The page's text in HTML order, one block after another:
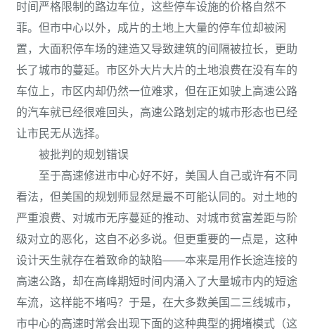
时间严格限制的路边车位，这些停车设施的价格自然不
菲。但市中心以外，成片的土地上大量的停车位却被闲
置，大面积停车场的建造又导致建筑的间隔被拉长，更助
长了城市的蔓延。市区外大片大片的土地浪费在没有车的
车位上，市区内却仍然一位难求，但在正如驶上高速公路
的汽车就已经很难回头，高速公路划定的城市形态也已经
让市民无从选择。
被批判的规划错误
至于高速修进市中心好不好，美国人自己或许有不同
看法，但美国的规划师显然是最不可能认同的。对土地的
严重浪费、对城市无序蔓延的推动、对城市贫富差距与阶
级对立的恶化，这自不必多说。但更重要的一点是，这种
设计天生就存在着致命的缺陷——本来是用作长途连接的
高速公路，却在高峰期短时间内涌入了大量城市内的短途
车流，这样能不堵吗？于是，在大多数美国二三线城市，
市中心的高速时常会出现下面的这种典型的拥堵模式（这